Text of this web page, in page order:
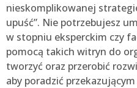
nieskomplikowanej
upuść”. Nie potrzebujesz
w stopniu eksperckim czy
pomocą takich witryn do
tworzyć oraz przerobić
aby poradzić